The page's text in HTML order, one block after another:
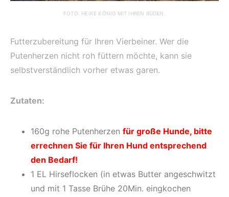
FOTO: HEIKE KÖNIG MIT IHREN RÜDEN.
Futterzubereitung für Ihren Vierbeiner. Wer die
Putenherzen nicht roh füttern möchte, kann sie
selbstverständlich vorher etwas garen.
Zutaten:
160g rohe Putenherzen für große Hunde, bitte
errechnen Sie für Ihren Hund entsprechend
den Bedarf!
1 EL Hirseflocken (in etwas Butter angeschwitzt
und mit 1 Tasse Brühe 20Min. eingkochen